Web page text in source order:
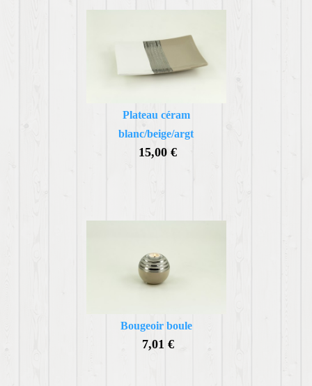
Plateau céram
blanc/beige/argt
15,00 €
Bougeoir boule
7,01 €